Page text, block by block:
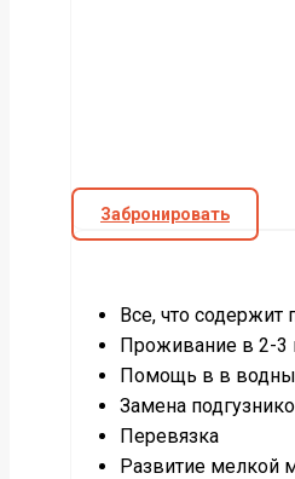
Забронировать
Все, что
Проживание в 2-3
Помощь в в
Замена
Перевязка
Развитие мелкой